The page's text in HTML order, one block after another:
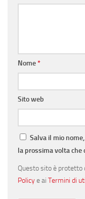
Nome*
Sito web
Salva il mio
la prossima volta che
Questo sito è protetto
Policye ai Termini di